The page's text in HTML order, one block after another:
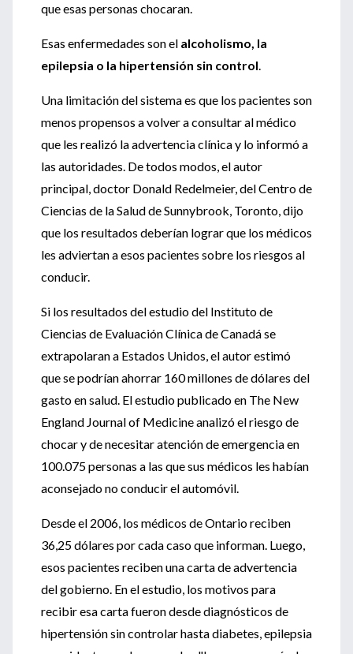
que esas personas chocaran.
Esas enfermedades son el alcoholismo, la
epilepsia o la hipertensión sin control.
Una limitación del sistema es que los pacientes son
menos propensos a volver a consultar al médico
que les realizó la advertencia clínica y lo informó a
las autoridades. De todos modos, el autor
principal, doctor Donald Redelmeier, del Centro de
Ciencias de la Salud de Sunnybrook, Toronto, dijo
que los resultados deberían lograr que los médicos
les adviertan a esos pacientes sobre los riesgos al
conducir.
Si los resultados del estudio del Instituto de
Ciencias de Evaluación Clínica de Canadá se
extrapolaran a Estados Unidos, el autor estimó
que se podrían ahorrar 160 millones de dólares del
gasto en salud. El estudio publicado en The New
England Journal of Medicine analizó el riesgo de
chocar y de necesitar atención de emergencia en
100.075 personas a las que sus médicos les habían
aconsejado no conducir el automóvil.
Desde el 2006, los médicos de Ontario reciben
36,25 dólares por cada caso que informan. Luego,
esos pacientes reciben una carta de advertencia
del gobierno. En el estudio, los motivos para
recibir esa carta fueron desde diagnósticos de
hipertensión sin controlar hasta diabetes, epilepsia